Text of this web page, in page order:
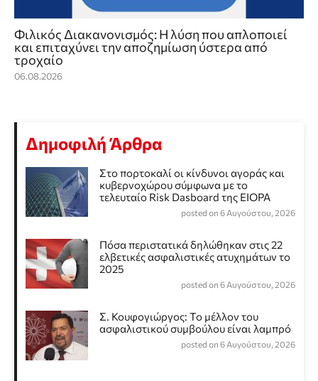
Φιλικός Διακανονισμός: Η λύση που απλοποιεί
και επιταχύνει την αποζημίωση ύστερα από
τροχαίο
06.08.2026
Δημοφιλή Άρθρα
Στο πορτοκαλί οι κίνδυνοι αγοράς και
κυβερνοχώρου σύμφωνα με το
τελευταίο Risk Dasboard της EIOPA
posted on 6 Αυγούστου, 2026
Πόσα περιστατικά δηλώθηκαν στις 22
ελβετικές ασφαλιστικές ατυχημάτων το
2025
posted on 6 Αυγούστου, 2026
Σ. Κουφογιώργος: To μέλλον του
ασφαλιστικού συμβούλου είναι λαμπρό
posted on 6 Αυγούστου, 2026